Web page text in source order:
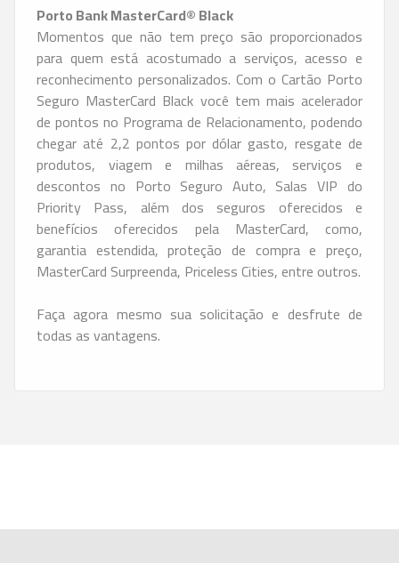
PortoBankMasterCard® Black
Momentos que não tem preço são proporcionados
para quem está acostumado a serviços, acesso e
reconhecimento personalizados. Com o Cartão Porto
Seguro MasterCard Black você tem mais acelerador
de pontos no Programa de Relacionamento, podendo
chegar até 2,2 pontos por dólar gasto, resgate de
produtos, viagem e milhas aéreas, serviços e
descontos no Porto Seguro Auto, Salas VIP do
Priority Pass, além dos seguros oferecidos e
benefícios oferecidos pela MasterCard, como,
garantia estendida, proteção de compra e preço,
MasterCard Surpreenda, Priceless Cities, entre outros.
Faça agora mesmo sua solicitação e desfrute de
todas as vantagens.